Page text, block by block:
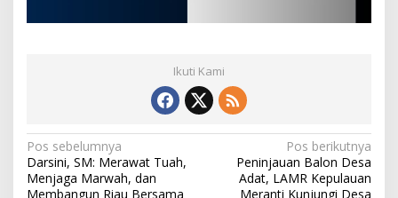
Ikuti Kami
N
a
Pos sebelumnya
Darsini, SM: Merawat Tuah,
Menjaga Marwah, dan
Membangun Riau Bersama
Pos berikutnya
Peninjauan Balon Desa
Adat, LAMR Kepulauan
Meranti Kunjungi Desa